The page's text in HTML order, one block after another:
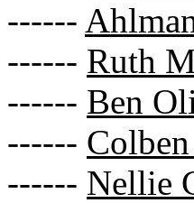
------
------ Ruth
------ Ben
------
------ Nellie